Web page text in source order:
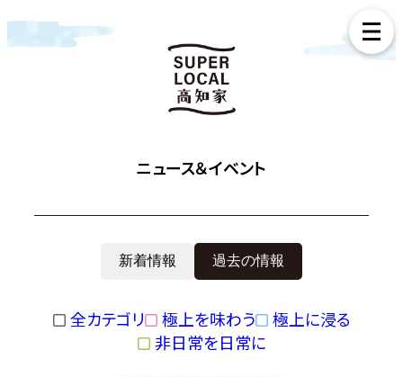
ニュース＆イベント
新着情報 過去の情報
全カテゴリ 極上を味わう
極上に浸る
非日常を日常に